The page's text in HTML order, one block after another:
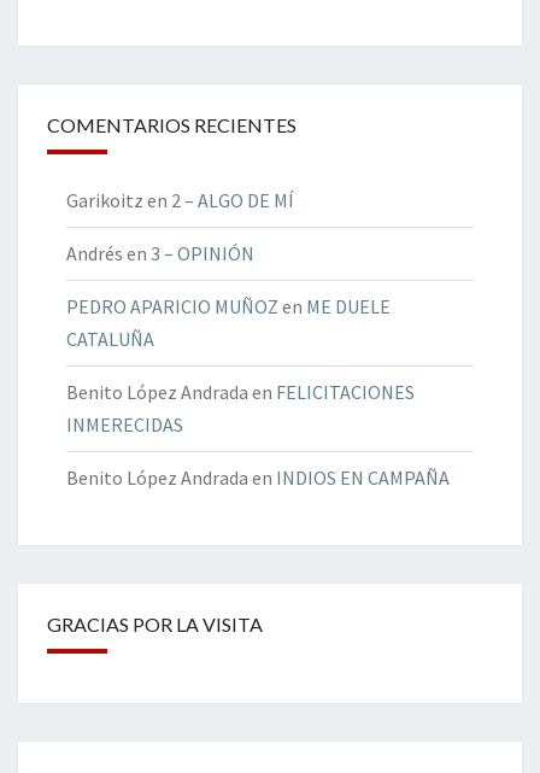
COMENTARIOS RECIENTES
Garikoitz en 2 – ALGO DE MÍ
Andrés en 3 – OPINIÓN
PEDRO APARICIO MUÑOZ en ME DUELE
CATALUÑA
Benito López Andrada en FELICITACIONES
INMERECIDAS
Benito López Andrada en INDIOS EN CAMPAÑA
GRACIAS POR LA VISITA